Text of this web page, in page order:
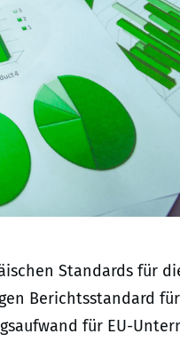
Standards für
Berichtsstandard
für EU-